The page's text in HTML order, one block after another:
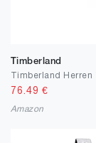
Timberland
76.49 €
Amazon